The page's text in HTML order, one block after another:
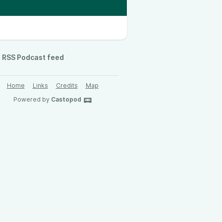
RSS Podcast feed
Home Links Credits
Map
Powered by Castopod